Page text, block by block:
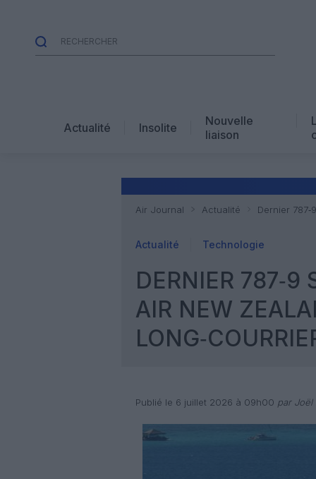
Actualité Insolite
Nouvelle
liaison
Air Journal Actualité Dernier
Actualité Technologie
DERNIER 787‑9
AIR NEW
Publié le 6 juillet 2026 à 09h00 par Joël